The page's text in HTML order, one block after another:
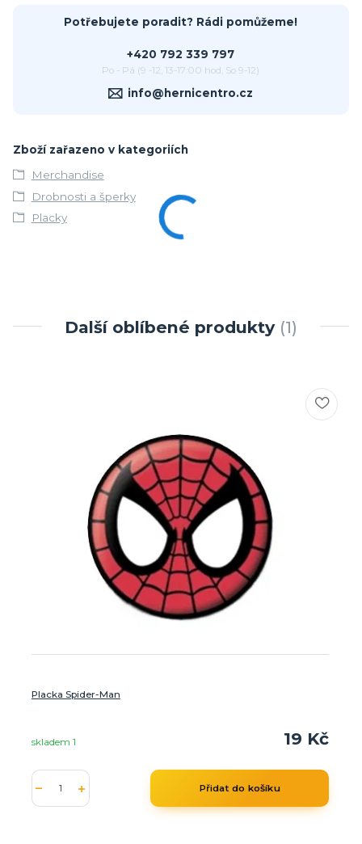
Potřebujete poradit? Rádi pomůžeme!
+420 792 339 797
Po - Pá (9 -12, 13-17:00 hod, So 9-12)
info@hernicentro.cz
Zboží zařazeno v kategoriích
Merchandise
Drobnosti a šperky
Placky
Další oblíbené produkty 1
Placka Spider-Man
19 Kč
skladem 1
Přidat do košíku